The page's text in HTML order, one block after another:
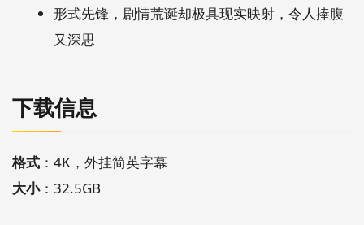
形式先锋，剧情荒诞却极具现实映射，令人捧腹
又深思
下载信息
格式 ：4K，外挂简英字幕
大小：32.5GB